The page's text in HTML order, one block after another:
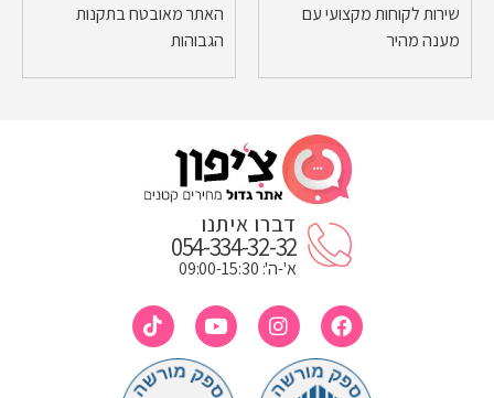
שירות לקוחות מקצועי עם
מענה מהיר
האתר מאובטח בתקנות
הגבוהות
דברו איתנו
054-334-32-32
א'-ה': 09:00-15:30